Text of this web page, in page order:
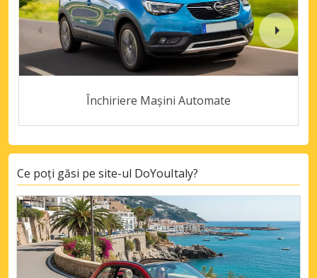
Închiriere Mașini Automate
Ce poți găsi pe site-ul DoYouItaly?